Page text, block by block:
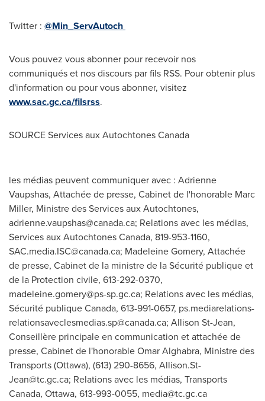
Twitter : @Min_ServAutoch
Vous pouvez vous abonner pour recevoir nos
communiqués et nos discours par fils RSS. Pour obtenir plus
d'information ou pour vous abonner, visitez
www.sac.gc.ca/filsrss.
SOURCE Services aux Autochtones Canada
les médias peuvent communiquer avec : Adrienne
Vaupshas, Attachée de presse, Cabinet de l'honorable Marc
Miller, Ministre des Services aux Autochtones,
adrienne.vaupshas@canada.ca; Relations avec les médias,
Services aux Autochtones Canada, 819-953-1160,
SAC.media.ISC@canada.ca; Madeleine Gomery, Attachée
de presse, Cabinet de la ministre de la Sécurité publique et
de la Protection civile, 613-292-0370,
madeleine.gomery@ps-sp.gc.ca; Relations avec les médias,
Sécurité publique Canada, 613-991-0657, ps.mediarelations-
relationsaveclesmedias.sp@canada.ca; Allison St-Jean,
Conseillère principale en communication et attachée de
presse, Cabinet de l'honorable Omar Alghabra, Ministre des
Transports (Ottawa), (613) 290-8656, Allison.St-
Jean@tc.gc.ca; Relations avec les médias, Transports
Canada, Ottawa, 613-993-0055, media@tc.gc.ca